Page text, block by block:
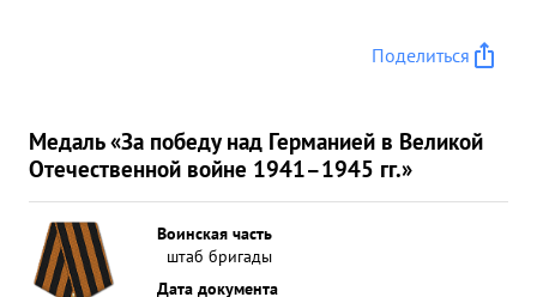
Поделиться
Медаль «За победу над Германией в Великой
Отечественной войне 1941–1945 гг.»
Воинская часть
штаб бригады
Дата документа